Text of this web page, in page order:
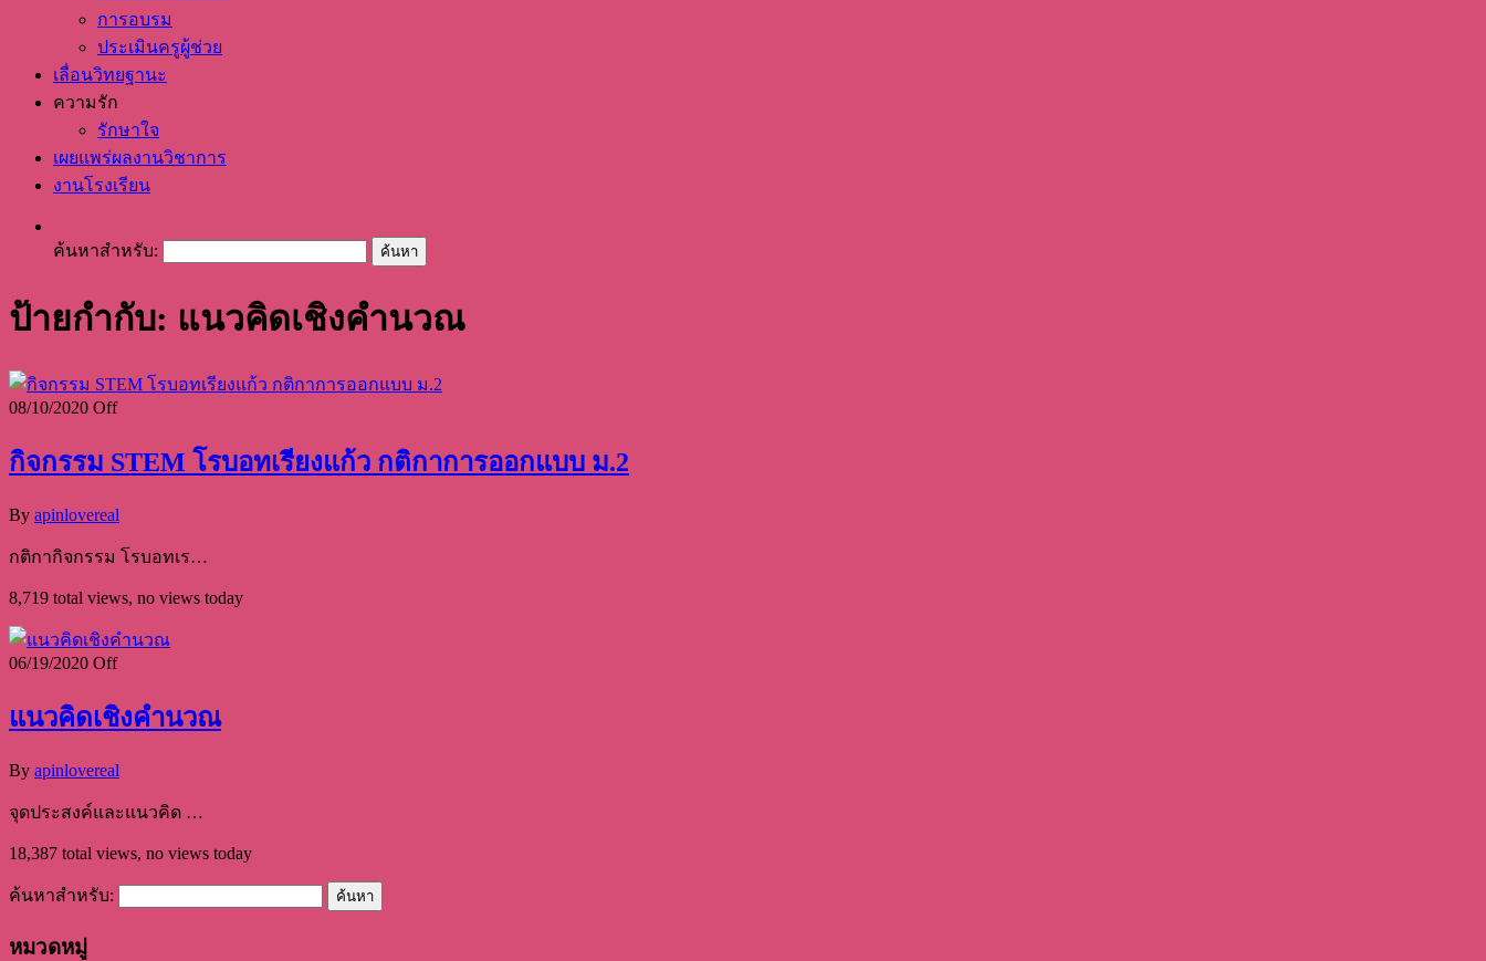
การอบรม
ประเมินครูผู้ช่วย
เลื่อนวิทยฐานะ
ความรัก
รักษาใจ
เผยแพร่ผลงานวิชาการ
งานโรงเรียน
ค้นหาสำหรับ:
ป้ายกำกับ: แนวคิดเชิงคำนวณ
08/10/2020 Off
กิจกรรม STEM โรบอทเรียงแก้ว กติกาการออกแบบ ม.2
By apinlovereal
กติกากิจกรรม โรบอทเร…
8,719 total views, no views today
06/19/2020 Off
แนวคิดเชิงคำนวณ
By apinlovereal
จุดประสงค์และแนวคิด …
18,387 total views, no views today
ค้นหาสำหรับ:
หมวดหมู่